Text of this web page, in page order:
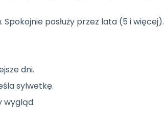
posłuży przez lata (5 i więcej).
dni.
sylwetkę.
wygląd.